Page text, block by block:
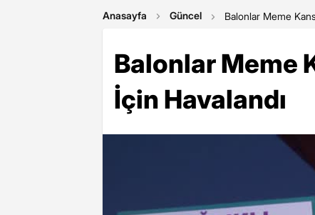
Anasayfa Güncel Balonlar Meme
Balonlar Meme
İçin Havalandı